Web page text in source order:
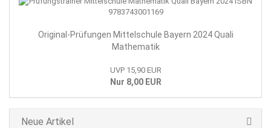
Original-Prüfungen Mittelschule Bayern 2024 Quali
Mathematik
UVP 15,90 EUR
Nur 8,00 EUR
Neue Artikel